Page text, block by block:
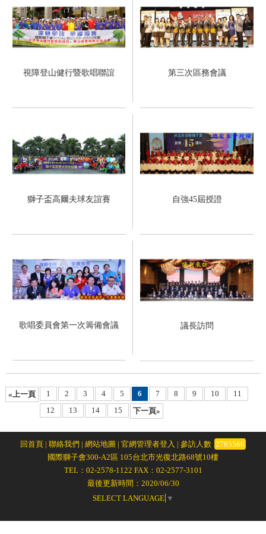
視障登山健行暨歌唱聯誼 第三次區務會議
獅子盃高爾夫球友誼賽 自強45屆授證
歌唱委員會第一次籌備會議 議長訪問
«上一頁 1 2 3 4 5 6 7 8 9 10
11
12
13 14 15 下一頁»
回首頁 | 聯絡我們 | 網站地圖 | 官網管理者登入 | 參訪人數 2785566
國際獅子會300-A2區 105台北市光復北路68號10樓
TEL：02-2578-1122 FAX：02-2577-3101
最後更新時間：2020/06/30
SELECT LANGUAGE ▼